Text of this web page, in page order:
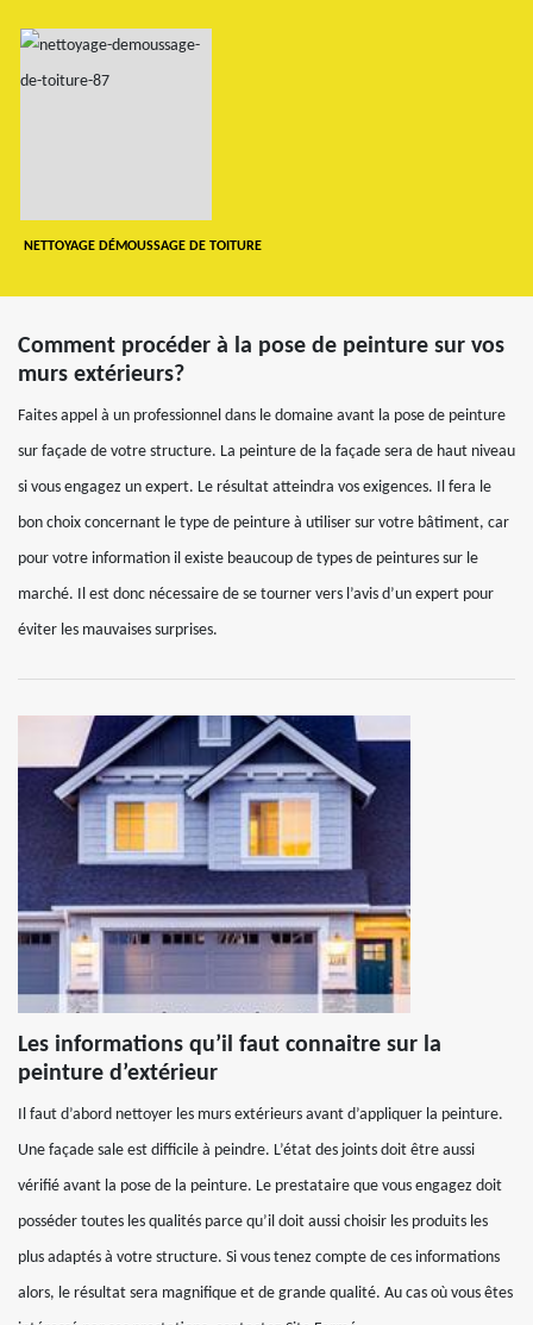
NETTOYAGE DÉMOUSSAGE DE TOITURE
Comment procéder à la pose de peinture sur vos
murs extérieurs?
Faites appel à un professionnel dans le domaine avant la pose de peinture
sur façade de votre structure. La peinture de la façade sera de haut niveau
si vous engagez un expert. Le résultat atteindra vos exigences. Il fera le
bon choix concernant le type de peinture à utiliser sur votre bâtiment, car
pour votre information il existe beaucoup de types de peintures sur le
marché. Il est donc nécessaire de se tourner vers l’avis d’un expert pour
éviter les mauvaises surprises.
Les informations qu’il faut connaitre sur la
peinture d’extérieur
Il faut d’abord nettoyer les murs extérieurs avant d’appliquer la peinture.
Une façade sale est difficile à peindre. L’état des joints doit être aussi
vérifié avant la pose de la peinture. Le prestataire que vous engagez doit
posséder toutes les qualités parce qu’il doit aussi choisir les produits les
plus adaptés à votre structure. Si vous tenez compte de ces informations
alors, le résultat sera magnifique et de grande qualité. Au cas où vous êtes